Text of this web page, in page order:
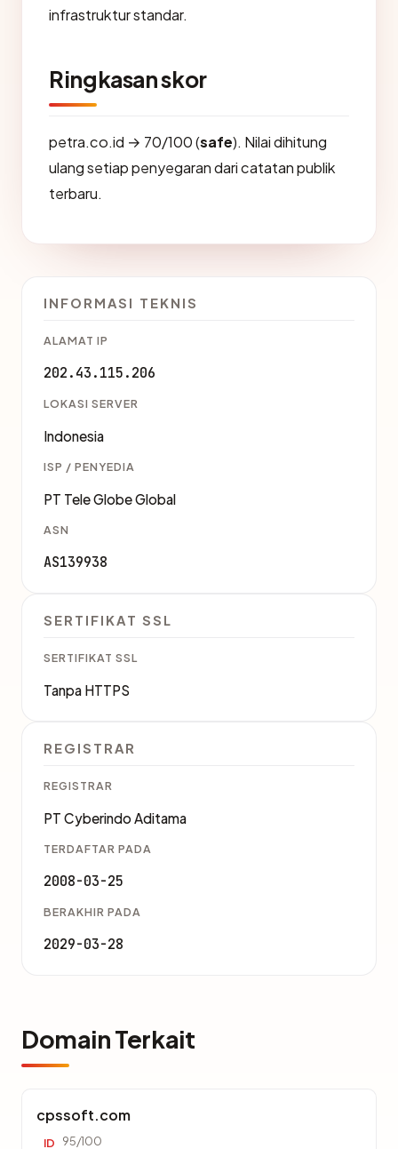
infrastruktur standar.
Ringkasan skor
petra.co.id → 70/100 (safe). Nilai dihitung
ulang setiap penyegaran dari catatan publik
terbaru.
INFORMASI TEKNIS
ALAMAT IP
202.43.115.206
LOKASI SERVER
Indonesia
ISP / PENYEDIA
PT Tele Globe Global
ASN
AS139938
SERTIFIKAT SSL
SERTIFIKAT SSL
Tanpa HTTPS
REGISTRAR
REGISTRAR
PT Cyberindo Aditama
TERDAFTAR PADA
2008-03-25
BERAKHIR PADA
2029-03-28
Domain Terkait
cpssoft.com
ID 95/100